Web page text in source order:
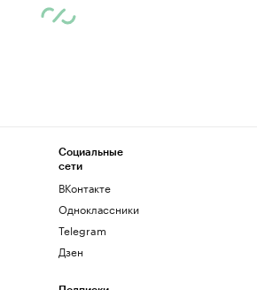
Социальные
сети
ВКонтакте
Одноклассники
Telegram
Дзен